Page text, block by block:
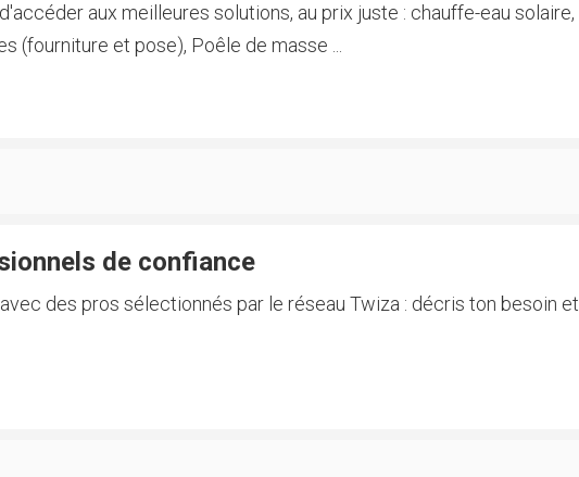
aux meilleures solutions, au prix juste : chauffe-eau solaire,
(fourniture et pose), Poêle de masse ...
de confiance
des pros sélectionnés par le réseau Twiza : décris ton besoin et